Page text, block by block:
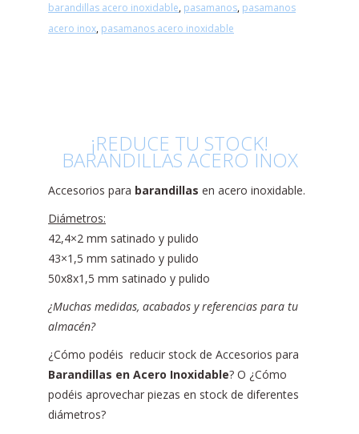
barandillas acero inoxidable, pasamanos, pasamanos
acero inox, pasamanos acero inoxidable
¡REDUCE TU STOCK!
BARANDILLAS ACERO INOX
Accesorios para barandillas en acero inoxidable.
Diámetros:
42,4×2 mm satinado y pulido
43×1,5 mm satinado y pulido
50x8x1,5 mm satinado y pulido
¿Muchas medidas, acabados y referencias para tu
almacén?
¿Cómo podéis reducir stock de Accesorios para
Barandillas en Acero Inoxidable? O ¿Cómo
podéis aprovechar piezas en stock de diferentes
diámetros?